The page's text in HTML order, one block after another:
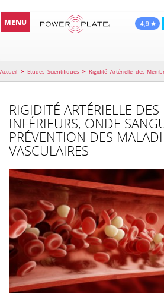
MENU
Accueil >Etudes Scientifiques >Rigidité Artérielle des
RIGIDITÉ ARTÉRIELLE
INFÉRIEURS, ONDE
PRÉVENTION DES
VASCULAIRES